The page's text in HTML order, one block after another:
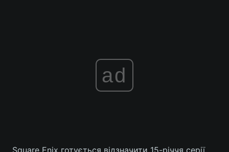
ad
Square Enix готується відзначити 15-річчя серії